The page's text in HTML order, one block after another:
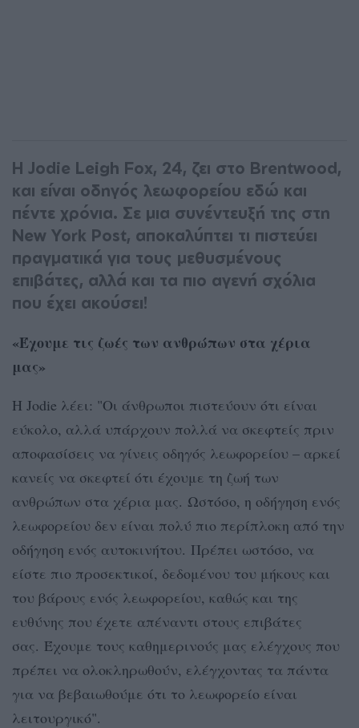
Η Jodie Leigh Fox, 24, ζει στο Brentwood,
και είναι οδηγός λεωφορείου εδώ και
πέντε χρόνια. Σε μια συνέντευξή της στη
New York Post, αποκαλύπτει τι πιστεύει
πραγματικά για τους μεθυσμένους
επιβάτες, αλλά και τα πιο αγενή σχόλια
που έχει ακούσει!
«Έχουμε τις ζωές των ανθρώπων στα χέρια
μας»
Η Jodie λέει: "Οι άνθρωποι πιστεύουν ότι είναι
εύκολο, αλλά υπάρχουν πολλά να σκεφτείς πριν
αποφασίσεις να γίνεις οδηγός λεωφορείου – αρκεί
κανείς να σκεφτεί ότι έχουμε τη ζωή των
ανθρώπων στα χέρια μας. Ωστόσο, η οδήγηση ενός
λεωφορείου δεν είναι πολύ πιο περίπλοκη από την
οδήγηση ενός αυτοκινήτου. Πρέπει ωστόσο, να
είστε πιο προσεκτικοί, δεδομένου του μήκους και
του βάρους ενός λεωφορείου, καθώς και της
ευθύνης που έχετε απέναντι στους επιβάτες
σας. Έχουμε τους καθημερινούς μας ελέγχους που
πρέπει να ολοκληρωθούν, ελέγχοντας τα πάντα
για να βεβαιωθούμε ότι το λεωφορείο είναι
λειτουργικό".